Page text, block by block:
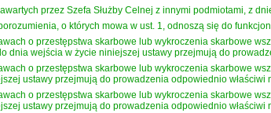
przez Szefa Służby Celnej z innymi podmiotami, z
o których mowa w ust. 1, odnoszą się do
o przestępstwa skarbowe lub wykroczenia skarbowe
dnia wejścia w życie niniejszej ustawy przejmują do
o przestępstwa skarbowe lub wykroczenia skarbowe
ustawy przejmują do prowadzenia odpowiednio
o przestępstwa skarbowe lub wykroczenia skarbowe
ustawy przejmują do prowadzenia odpowiednio właściwi